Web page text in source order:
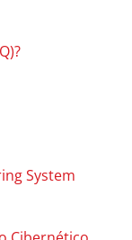
System